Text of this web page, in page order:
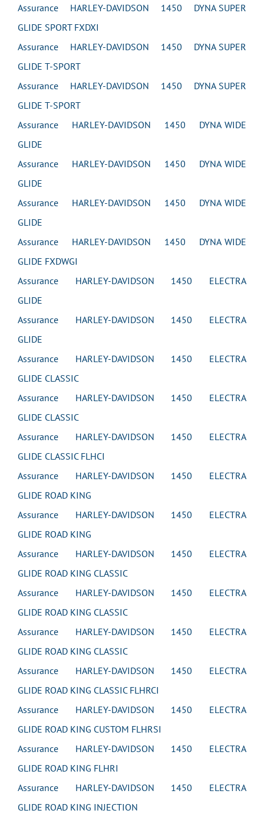
Assurance HARLEY-DAVIDSON 1450 DYNA SUPER
GLIDE SPORT FXDXI
Assurance HARLEY-DAVIDSON 1450 DYNA SUPER
GLIDE T-SPORT
Assurance HARLEY-DAVIDSON 1450 DYNA SUPER
GLIDE T-SPORT
Assurance HARLEY-DAVIDSON 1450 DYNA WIDE
GLIDE
Assurance HARLEY-DAVIDSON 1450 DYNA WIDE
GLIDE
Assurance HARLEY-DAVIDSON 1450 DYNA WIDE
GLIDE
Assurance HARLEY-DAVIDSON 1450 DYNA WIDE
GLIDE FXDWGI
Assurance HARLEY-DAVIDSON 1450 ELECTRA
GLIDE
Assurance HARLEY-DAVIDSON 1450 ELECTRA
GLIDE
Assurance HARLEY-DAVIDSON 1450 ELECTRA
GLIDE CLASSIC
Assurance HARLEY-DAVIDSON 1450 ELECTRA
GLIDE CLASSIC
Assurance HARLEY-DAVIDSON 1450 ELECTRA
GLIDE CLASSIC FLHCI
Assurance HARLEY-DAVIDSON 1450 ELECTRA
GLIDE ROAD KING
Assurance HARLEY-DAVIDSON 1450 ELECTRA
GLIDE ROAD KING
Assurance HARLEY-DAVIDSON 1450 ELECTRA
GLIDE ROAD KING CLASSIC
Assurance HARLEY-DAVIDSON 1450 ELECTRA
GLIDE ROAD KING CLASSIC
Assurance HARLEY-DAVIDSON 1450 ELECTRA
GLIDE ROAD KING CLASSIC
Assurance HARLEY-DAVIDSON 1450 ELECTRA
GLIDE ROAD KING CLASSIC FLHRCI
Assurance HARLEY-DAVIDSON 1450 ELECTRA
GLIDE ROAD KING CUSTOM FLHRSI
Assurance HARLEY-DAVIDSON 1450 ELECTRA
GLIDE ROAD KING FLHRI
Assurance HARLEY-DAVIDSON 1450 ELECTRA
GLIDE ROAD KING INJECTION